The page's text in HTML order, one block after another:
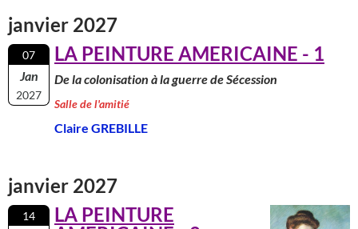
janvier 2027
07
Jan
2027
LA PEINTURE AMERICAINE - 1
De la colonisation à la guerre de Sécession
Salle de l'amitié
Claire GREBILLE
janvier 2027
14
LA PEINTURE